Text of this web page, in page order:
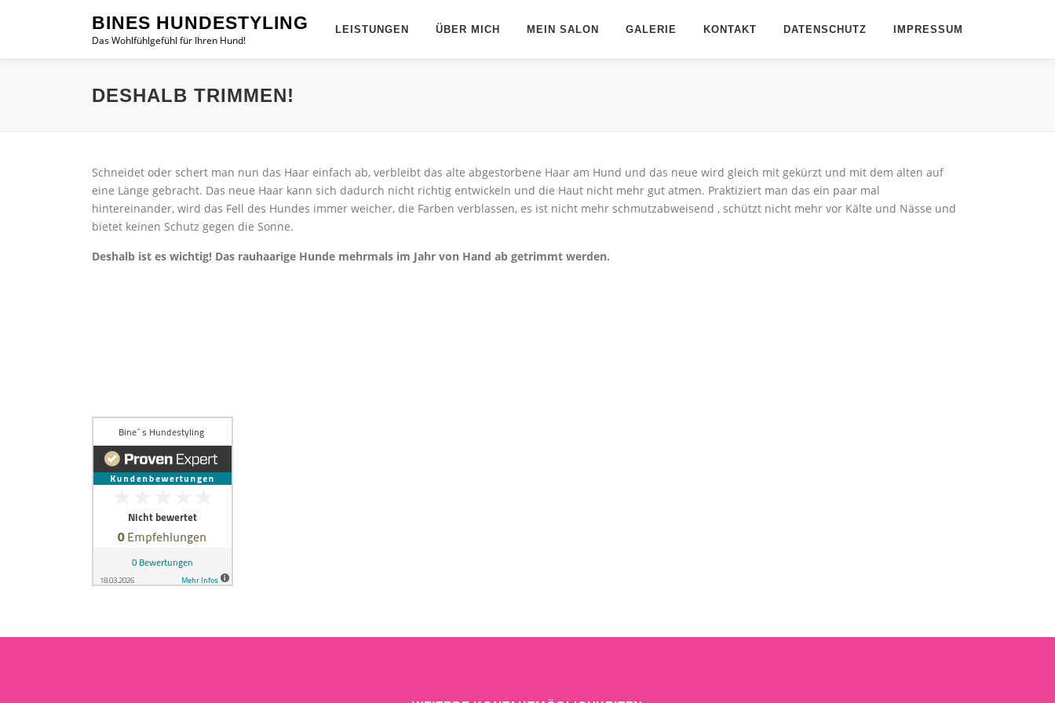
BINES HUNDESTYLING
Das Wohlfühlgefühl für Ihren Hund!
LEISTUNGEN ÜBER MICH MEIN SALON GALERIE KONTAKT DATENSCHUTZ IMPRESSUM
DESHALB TRIMMEN!
Schneidet oder schert man nun das Haar einfach ab, verbleibt das alte abgestorbene Haar am Hund und das neue wird gleich mit gekürzt und mit dem alten auf
eine Länge gebracht. Das neue Haar kann sich dadurch nicht richtig entwickeln und die Haut nicht mehr gut atmen. Praktiziert man das ein paar mal
hintereinander, wird das Fell des Hundes immer weicher, die Farben verblassen, es ist nicht mehr schmutzabweisend , schützt nicht mehr vor Kälte und Nässe und
bietet keinen Schutz gegen die Sonne.
Deshalb ist es wichtig! Das rauhaarige Hunde mehrmals im Jahr von Hand ab getrimmt werden.